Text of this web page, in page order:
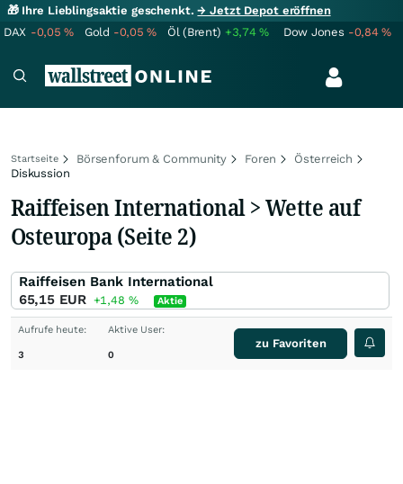
🎁 Ihre Lieblingsaktie geschenkt.→ Jetzt Depot eröffnen
DAX -0,05% Gold -0,05% Öl (Brent) +3,74% Dow Jones -0,84%
Startseite Börsenforum & Community Foren
Österreich
Diskussion
Raiffeisen International > Wette auf
Osteuropa (Seite 2)
Raiffeisen Bank International
65,15 EUR +1,48 % Aktie
Aufrufe heute:
3
Aktive User:
0
zu Favoriten